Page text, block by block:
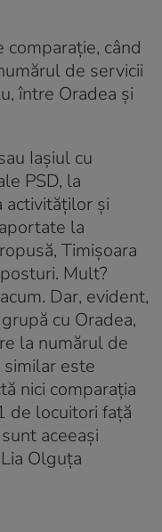
comparație, când
de servicii
între Oradea și
Iașiul cu
PSD, la
activităților și
la
Timișoara
Mult?
Dar, evident,
cu Oradea,
la numărul de
este
nici comparația
de locuitori față
aceeași
Olguța